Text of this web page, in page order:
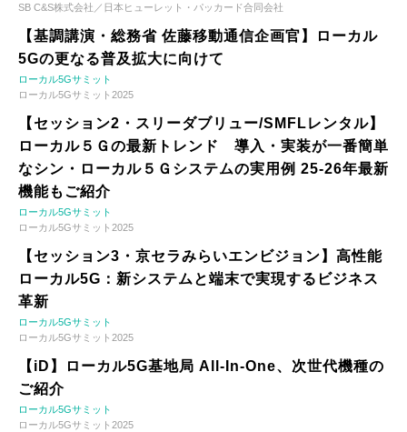
SB C&S株式会社／日本ヒューレット・パッカード合同会社
【基調講演・総務省 佐藤移動通信企画官】ローカル
5Gの更なる普及拡大に向けて
ローカル5Gサミット
ローカル5Gサミット2025
【セッション2・スリーダブリュー/SMFLレンタル】
ローカル５Ｇの最新トレンド 導入・実装が一番簡単
なシン・ローカル５Ｇシステムの実用例 25-26年最新
機能もご紹介
ローカル5Gサミット
ローカル5Gサミット2025
【セッション3・京セラみらいエンビジョン】高性能
ローカル5G：新システムと端末で実現するビジネス
革新
ローカル5Gサミット
ローカル5Gサミット2025
【iD】ローカル5G基地局 All-In-One、次世代機種の
ご紹介
ローカル5Gサミット
ローカル5Gサミット2025